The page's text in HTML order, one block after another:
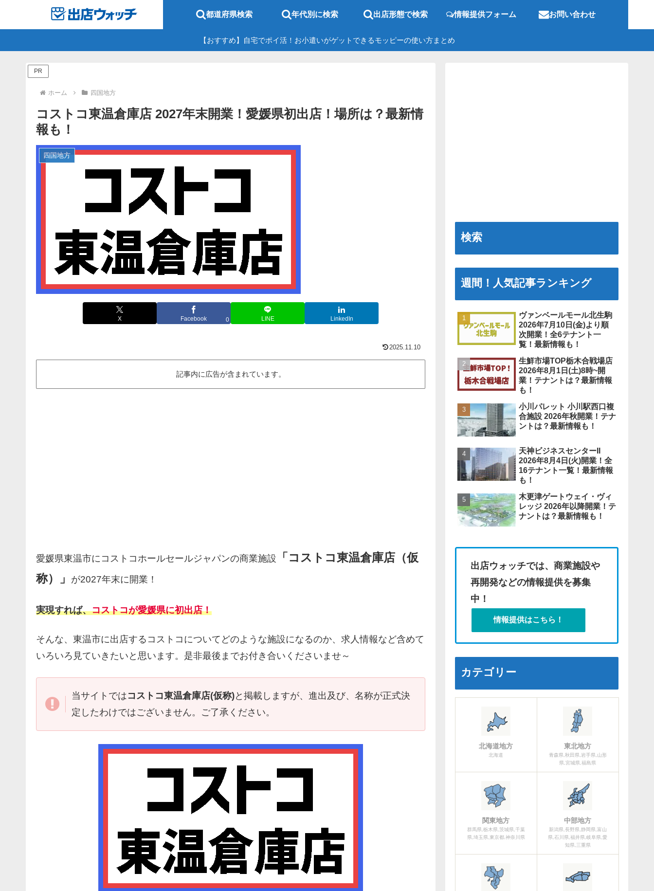
都道府県検索 年代別に検索 出店形態で検索 情報提供フォーム お問い合わせ
【おすすめ】自宅でポイ活！お小遣いがゲットできるモッピーの使い方まとめ
PR
ホーム 四国地方
コストコ東温倉庫店 2027年末開業！愛媛県初出店！場所は？最新情
報も！
四国地方
X Facebook 0 LINE LinkedIn
2025.11.10
記事内に広告が含まれています。
愛媛県東温市にコストコホールセールジャパンの商業施設
「コストコ東温倉庫店（仮
称）」
が2027年末に開業！
実現すれば、コストコが愛媛県に初出店！
そんな、東温市に出店するコストコについてどのような施設になるのか、求人情報など含めて
いろいろ見ていきたいと思います。是非最後までお付き合いくださいませ～
当サイトではコストコ東温倉庫店(仮称)と掲載しますが、進出及び、名称が正式決
定したわけではございません。ご了承ください。
検索
週間！人気記事ランキング
ヴァンベールモール北生駒
2026年7月10日(金)より順
次開業！全6テナント一
覧！最新情報も！
生鮮市場TOP栃木合戦場店
2026年8月1日(土)8時~開
業！テナントは？最新情報
も！
小川パレット 小川駅西口複
合施設 2026年秋開業！テナ
ントは？最新情報も！
天神ビジネスセンターII
2026年8月4日(火)開業！全
16テナント一覧！最新情報
も！
木更津ゲートウェイ・ヴィ
レッジ 2026年以降開業！テ
ナントは？最新情報も！
出店ウォッチでは、商業施設や
再開発などの情報提供を募集
中！
情報提供はこちら！
カテゴリー
北海道地方
北海道
東北地方
青森県,秋田県,岩手県,山形
県,宮城県,福島県
関東地方
群馬県,栃木県,茨城県,千葉
県,埼玉県,東京都,神奈川県
中部地方
新潟県,長野県,静岡県,富山
県,石川県,福井県,岐阜県,愛
知県,三重県